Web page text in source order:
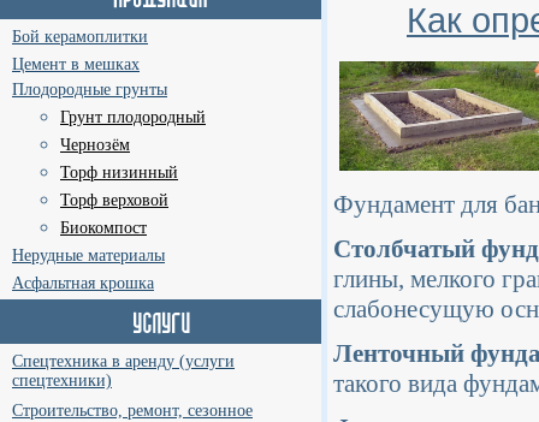
Бой керамоплитки
Цемент в мешках
Плодородные грунты
Грунт плодородный
Чернозём
Торф низинный
Торф верховой
Биокомпост
Нерудные материалы
Асфальтная крошка
Спецтехника в аренду (услуги
спецтехники)
Строительство, ремонт, сезонное
Как
Фундамент для
Столбчатый
глины, мелкого
слабонесущую
Ленточный
такого вида